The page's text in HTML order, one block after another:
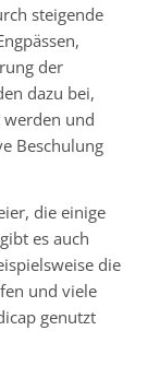
steigende
der
dazu bei,
werden und
Beschulung
die einige
es auch
die
und viele
genutzt